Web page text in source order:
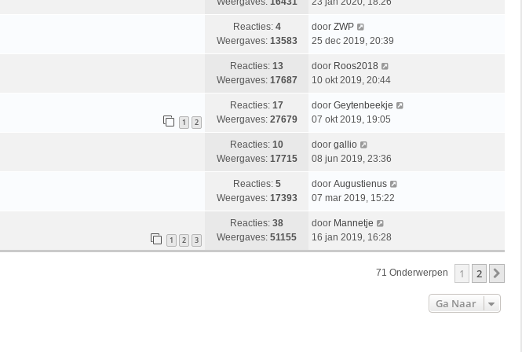
Reacties: 4
Weergaves: 13583
door ZWP
25 dec 2019, 20:39
Reacties: 13
Weergaves: 17687
door Roos2018
10 okt 2019, 20:44
1 2
Reacties: 17
Weergaves: 27679
door Geytenbeekje
07 okt 2019, 19:05
Reacties: 10
Weergaves: 17715
door gallio
08 jun 2019, 23:36
Reacties: 5
Weergaves: 17393
door Augustienus
07 mar 2019, 15:22
1 2 3
Reacties: 38
Weergaves: 51155
door Mannetje
16 jan 2019, 16:28
71 Onderwerpen 1 2
Ga Naar